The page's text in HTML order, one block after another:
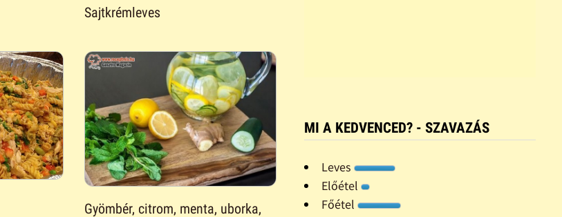
Sajtkrémleves
Gyömbér, citrom, menta, uborka,
MI A KEDVENCED? - SZAVAZÁS
Leves
Előétel
Főétel